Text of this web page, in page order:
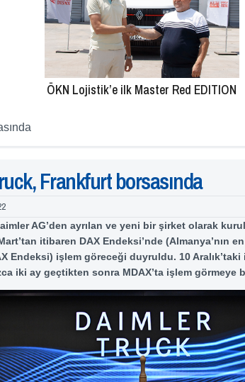
ÖKN Lojistik’e ilk Master Red EDITION
Frankfurt borsasında
AG’den ayrılan ve yeni bir şirket olarak
itibaren DAX Endeksi’nde (Almanya’nın
Endeksi) işlem göreceği duyruldu. 10
iki ay geçtikten sonra MDAX’ta işlem görmeye